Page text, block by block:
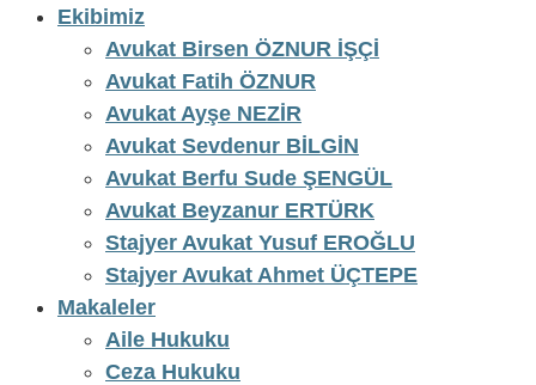
Ekibimiz
Avukat Birsen ÖZNUR İŞÇİ
Avukat Fatih ÖZNUR
Avukat Ayşe NEZİR
Avukat Sevdenur BİLGİN
Avukat Berfu Sude ŞENGÜL
Avukat Beyzanur ERTÜRK
Stajyer Avukat Yusuf EROĞLU
Stajyer Avukat Ahmet ÜÇTEPE
Makaleler
Aile Hukuku
Ceza Hukuku